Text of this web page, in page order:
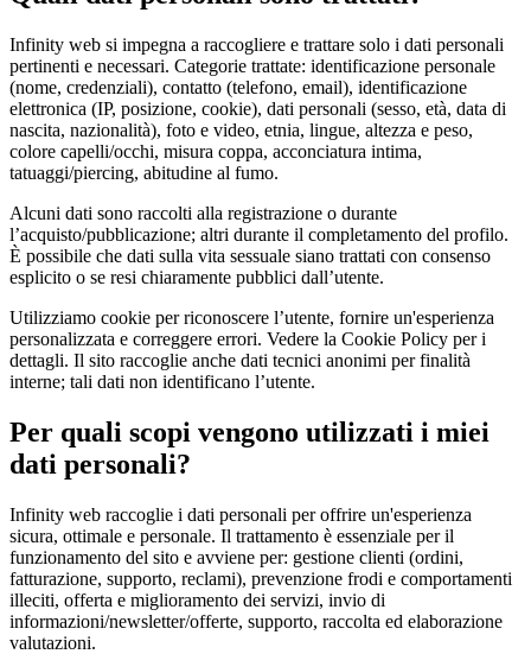
Infinity web si impegna a raccogliere e trattare solo i dati personali
pertinenti e necessari. Categorie trattate: identificazione personale
(nome, credenziali), contatto (telefono, email), identificazione
elettronica (IP, posizione, cookie), dati personali (sesso, età, data di
nascita, nazionalità), foto e video, etnia, lingue, altezza e peso,
colore capelli/occhi, misura coppa, acconciatura intima,
tatuaggi/piercing, abitudine al fumo.
Alcuni dati sono raccolti alla registrazione o durante
l’acquisto/pubblicazione; altri durante il completamento del profilo.
È possibile che dati sulla vita sessuale siano trattati con consenso
esplicito o se resi chiaramente pubblici dall’utente.
Utilizziamo cookie per riconoscere l’utente, fornire un'esperienza
personalizzata e correggere errori. Vedere la Cookie Policy per i
dettagli. Il sito raccoglie anche dati tecnici anonimi per finalità
interne; tali dati non identificano l’utente.
Per quali scopi vengono utilizzati i miei
dati personali?
Infinity web raccoglie i dati personali per offrire un'esperienza
sicura, ottimale e personale. Il trattamento è essenziale per il
funzionamento del sito e avviene per: gestione clienti (ordini,
fatturazione, supporto, reclami), prevenzione frodi e comportamenti
illeciti, offerta e miglioramento dei servizi, invio di
informazioni/newsletter/offerte, supporto, raccolta ed elaborazione
valutazioni.